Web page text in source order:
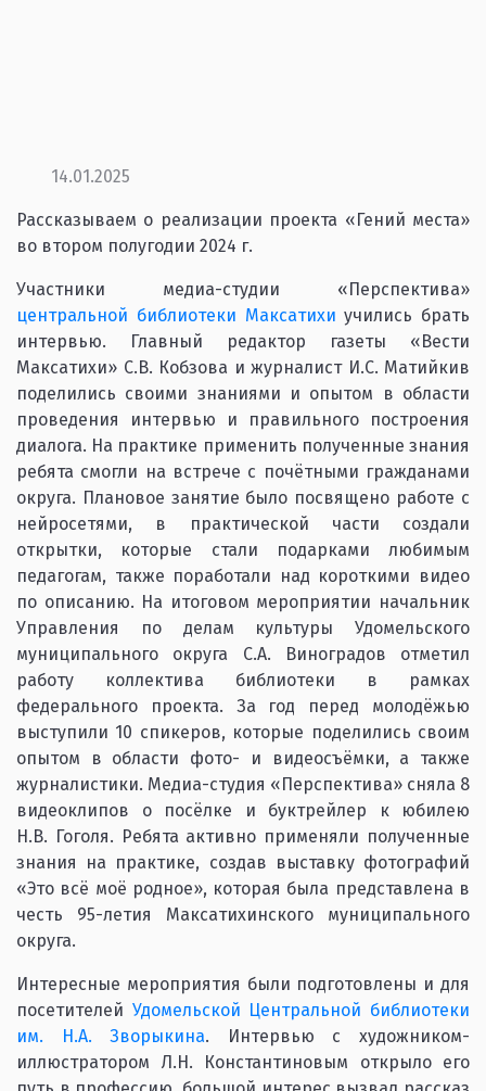
14.01.2025
Рассказываем о реализации проекта «Гений места»
во втором полугодии 2024 г.
Участники медиа-студии «Перспектива»
центральной библиотеки Максатихи учились брать
интервью. Главный редактор газеты «Вести
Максатихи» С.В. Кобзова и журналист И.С. Матийкив
поделились своими знаниями и опытом в области
проведения интервью и правильного построения
диалога. На практике применить полученные знания
ребята смогли на встрече с почётными гражданами
округа. Плановое занятие было посвящено работе с
нейросетями, в практической части создали
открытки, которые стали подарками любимым
педагогам, также поработали над короткими видео
по описанию. На итоговом мероприятии начальник
Управления по делам культуры Удомельского
муниципального округа С.А. Виноградов отметил
работу коллектива библиотеки в рамках
федерального проекта. За год перед молодёжью
выступили 10 спикеров, которые поделились своим
опытом в области фото- и видеосъёмки, а также
журналистики. Медиа-студия «Перспектива» сняла 8
видеоклипов о посёлке и буктрейлер к юбилею
Н.В. Гоголя. Ребята активно применяли полученные
знания на практике, создав выставку фотографий
«Это всё моё родное», которая была представлена в
честь 95-летия Максатихинского муниципального
округа.
Интересные мероприятия были подготовлены и для
посетителей Удомельской Центральной библиотеки
им. Н.А. Зворыкина. Интервью с художником-
иллюстратором Л.Н. Константиновым открыло его